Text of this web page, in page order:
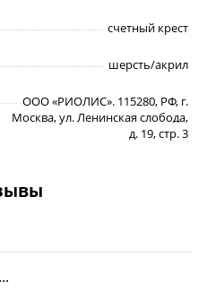
счетный крест
шерсть/акрил
ООО «РИОЛИС». 115280, РФ, г.
Москва, ул. Ленинская слобода,
д. 19, стр. 3